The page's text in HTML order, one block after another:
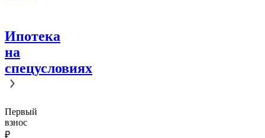
Ипотека
на
спецусловиях
Первый
взнос
₽